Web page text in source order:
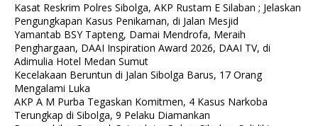
Kasat Reskrim Polres Sibolga, AKP Rustam E Silaban ; Jelaskan
Pengungkapan Kasus Penikaman, di Jalan Mesjid
Yamantab BSY Tapteng, Damai Mendrofa, Meraih
Penghargaan, DAAI Inspiration Award 2026, DAAI TV, di
Adimulia Hotel Medan Sumut
Kecelakaan Beruntun di Jalan Sibolga Barus, 17 Orang
Mengalami Luka
AKP A M Purba Tegaskan Komitmen, 4 Kasus Narkoba
Terungkap di Sibolga, 9 Pelaku Diamankan